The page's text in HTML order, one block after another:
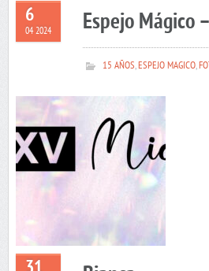
6
04 2024 Espejo Mágico
15 AÑOS,ESPEJO MAGICO,